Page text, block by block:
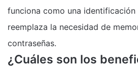
funciona como una
reemplaza la necesidad de
contraseñas.
¿Cuáles son los